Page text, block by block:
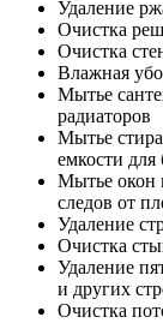
Удаление
Очистка
Очистка
Влажная
Мытье
радиаторов
Мытье
емкости
Мытье окон
следов от
Удаление
Очистка
Удаление
и других
Очистка